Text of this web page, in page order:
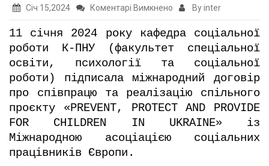
Січ 15,2024 Коментарі Вимкнено до
договір
співпрацю
між
кафедрою
соціальної
роботи
By inter
11 січня 2024 року кафедра соціальної
роботи К-ПНУ (факультет спеціальної
освіти, психології та соціальної
роботи) підписала міжнародний договір
про співпрацю та реалізацію спільного
проєкту «PREVENT, PROTECT AND PROVIDE
FOR CHILDREN IN UKRAINE» із
Міжнародною асоціацією соціальних
працівників Європи.